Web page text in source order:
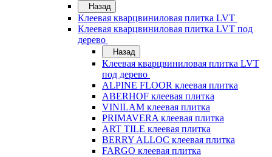
Назад
Клеевая кварцвиниловая плитка LVT
Клеевая кварцвиниловая плитка LVT под
дерево
Назад
Клеевая кварцвиниловая плитка LVT
под дерево
ALPINE FLOOR клеевая плитка
ABERHOF клеевая плитка
VINILAM клеевая плитка
PRIMAVERA клеевая плитка
ART TILE клеевая плитка
BERRY ALLOC клеевая плитка
FARGO клеевая плитка